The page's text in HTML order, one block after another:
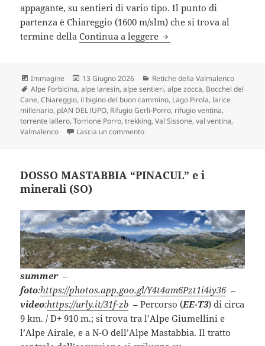
appagante, su sentieri di vario tipo. Il punto di
partenza è Chiareggio (1600 m/slm) che si trova al
termine dellaContinua a leggere ALPE SENTIERI e
Formato
Immagine
Scritto
il
13 Giugno 2026 Categorie
Retiche della Valmalenco
Tag
Alpe Forbicina,alpe laresin,alpe sentieri,alpe zocca, Bocchel del
Cane,Chiareggio, il bigino del buon cammino, Lago Pirola, larice
millenario, pIAN DEL lUPO, Rifugio Gerli-Porro, rifugio ventina,
torrente lallero,Torrione Porro,trekking,Val Sissone,val ventina,
Valmalenco
Lascia un commentosu ALPE SENTIERI e TORRIONE
DOSSO MASTABBIA “PINACUL” e i
minerali (SO)
summer–
foto:https://photos.app.goo.gl/Y4t4am6Pzt1i4iy36–
video:https://urly.it/31f-zb – Percorso (EE-T3) di circa
9 km. / D+ 910 m.; si trova tra l’Alpe Giumellini e
l’Alpe Airale, e a N-O dell’Alpe Mastabbia. Il tratto